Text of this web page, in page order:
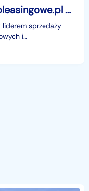
Krone naczepa firana sd Poleasingowe.pl BZ Krone sd sd Poleasingowe.pl BZ
liderem sprzedaży
i
okazję! Zobaczcie